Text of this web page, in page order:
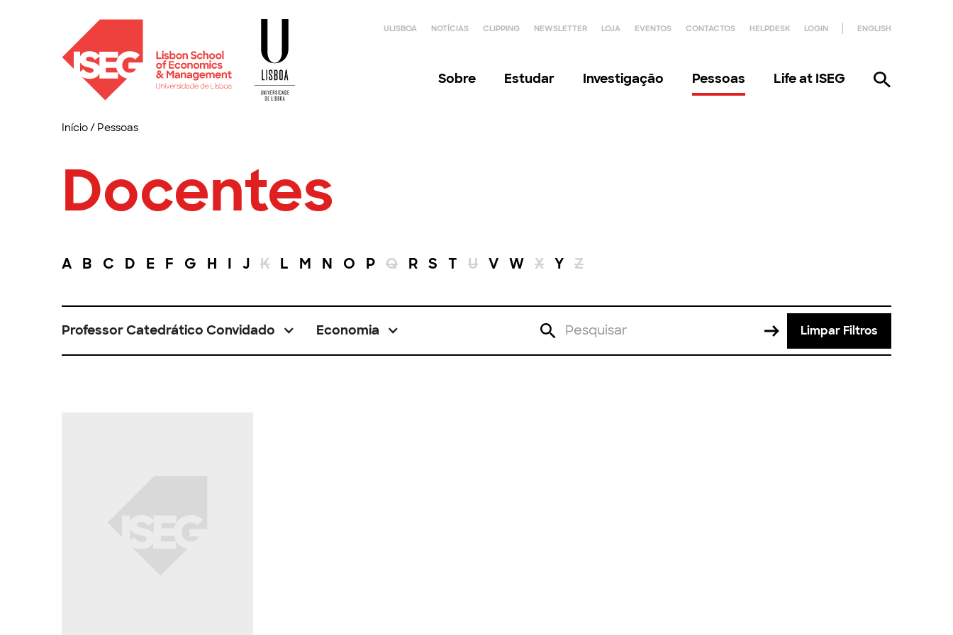
ULISBOA NOTÍCIAS CLIPPING NEWSLETTER LOJA EVENTOS CONTACTOS HELPDESK LOGIN ENGLISH
Sobre Estudar Investigação Pessoas Life at ISEG
Início/ Pessoas
Docentes
A B C D E F G H I J K L M N O P Q R S T U V W X Y Z
Professor Catedrático Convidado Economia Limpar Filtros